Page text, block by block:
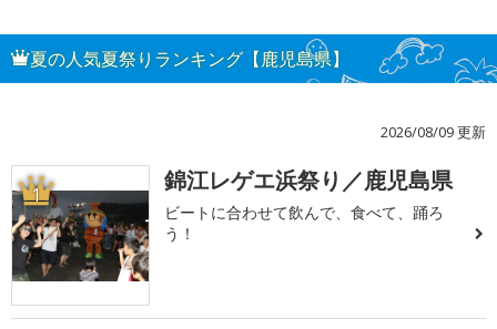
夏の人気夏祭りランキング【鹿児島県】
2026/08/09 更新
1 錦江レゲエ浜祭り／鹿児島県
ビートに合わせて飲んで、食べて、踊ろ
う！